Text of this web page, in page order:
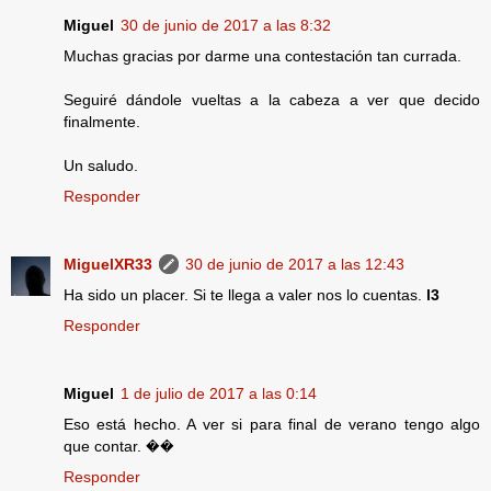
Miguel 30 de junio de 2017 a las 8:32
Muchas gracias por darme una contestación tan currada.
Seguiré dándole vueltas a la cabeza a ver que decido
finalmente.
Un saludo.
Responder
MiguelXR33
30 de junio de 2017 a las 12:43
Ha sido un placer. Si te llega a valer nos lo cuentas. l3
Responder
Miguel 1 de julio de 2017 a las 0:14
Eso está hecho. A ver si para final de verano tengo algo
que contar. ��
Responder